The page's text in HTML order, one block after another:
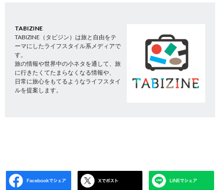
TABIZINE
TABIZINE（タビジン）は旅と自由をテ
ーマにしたライフスタイル系メディアで
す。
旅の情報や世界中の小ネタを通して、旅
に行きたくてたまらなくなる情報や、
日常に旅心をもてるようなライフスタイ
ルを提案します。